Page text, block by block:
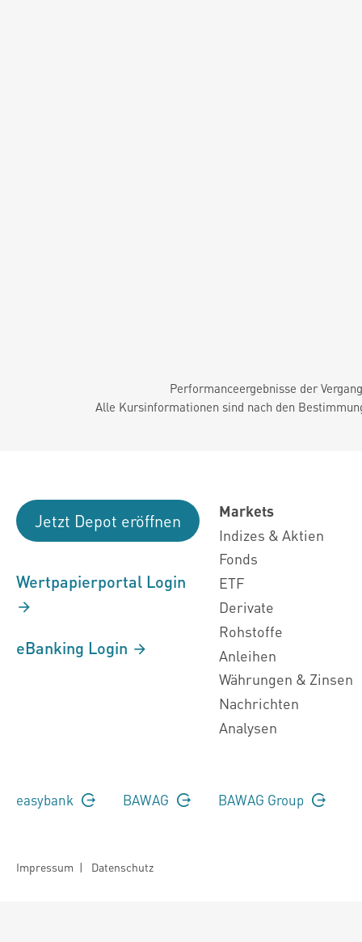
Performanceergebnisse der
Alle Kursinformationen sind nach den
Jetzt Depot eröffnen
Wertpapierportal Login
eBanking Login
Markets
Indizes & Aktien
Fonds
ETF
Derivate
Rohstoffe
Anleihen
Währungen & Zinsen
Nachrichten
Analysen
easybank BAWAG BAWAG Group
Impressum | Datenschutz